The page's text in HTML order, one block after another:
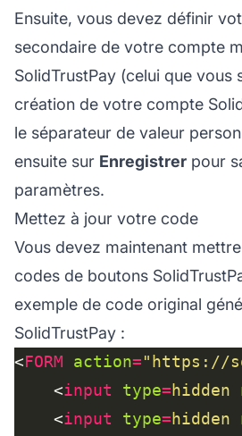
Ensuite, vous devez définir
secondaire de votre compte
SolidTrustPay (celui que vous
création de votre compte
le séparateur de valeur
ensuite sur Enregistrer pour
paramètres.
Mettez à jour votre code
Vous devez maintenant
codes de boutons
exemple de code original
SolidTrustPay :
<FORM action="https://
    <
input type=hidden
    <
input type=hidden